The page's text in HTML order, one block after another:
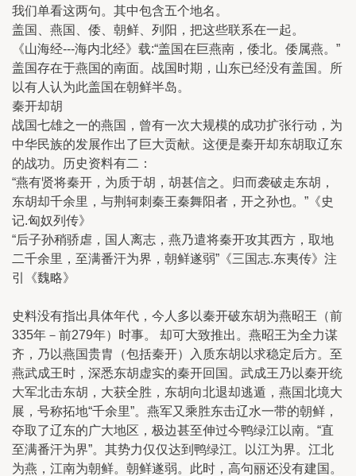
我们单看这两句。其中包含五个地名。
盖国、燕国、倭、朝鲜、列阳，把这些联系在一起。
《山海经---海内北经》载:“盖国在巨燕南，倭北。倭属燕。”
盖国存在于燕国的南面。战国时期，山东已经没有盖国。所
以有人认为此盖国在朝鲜半岛。
秦开却胡
战国七雄之一的燕国，曾有一次大规模的成功扩张行动，为
中华民族的发展作出了巨大贡献。这便是秦开却东胡取辽东
的战功。历史资料有二：
“燕有贤将秦开，为质于胡，胡甚信之。归而袭破走东胡，
东胡却千余里，与荆轲刺秦王秦舞阳者，开之孙也。”《史
记.匈奴列传》
“后子孙稍骄虐，国人离志，燕乃遣将秦开攻其西方，取地
二千余里，至满番汗为界，朝鲜遂弱”《三国志.东夷传》注
引《魏略》
史料没有指出具体年代，今人多以秦开破东胡为燕昭王（前
335年－前279年）时事。 却可大致推出。燕昭王为全力谋
齐，乃以燕国贵胄（包括秦开）入质东胡以求稳定后方。至
燕武成王时，深悉东胡虚实的秦开回国。武成王乃以秦开统
大军北击东胡，大获全胜，东胡向北退却逃遁，燕国北境大
展，号称拓地“千余里”。燕军又乘胜东击辽水一带的朝鲜，
夺取了辽东的广大地区，极边甚至伸过今鸭绿江以南。“直
至满番汗为界”。其势力仅仅达到鸭绿江。以江为界。江北
为燕，江南为朝鲜。朝鲜遂弱。此时，高句丽还没有建国。